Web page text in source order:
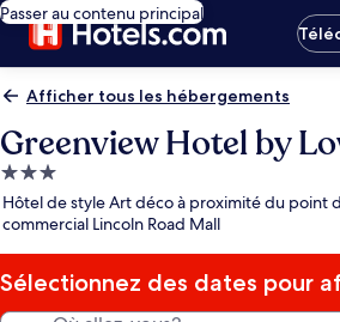
Passer au contenu principal
Afficher tous les hébergements
Greenview Hotel by
Hébergement
3.0 étoiles
Hôtel de style Art déco à proximité du point
commercial Lincoln Road Mall
Sélectionnez des dates pour